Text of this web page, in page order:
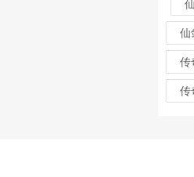
仙
传
传